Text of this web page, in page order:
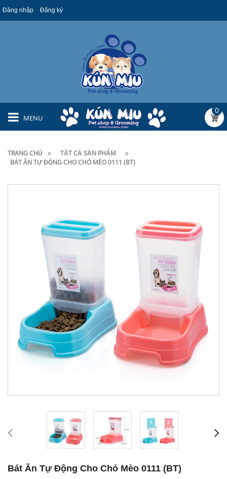
Đăng nhập Đăng ký
MENU
0
TRANG CHỦ
TẤT CẢ SẢN PHẨM
BÁT ĂN TỰ ĐỘNG CHO CHÓ MÈO 0111 (BT)
Bát Ăn Tự Động Cho Chó Mèo 0111 (BT)